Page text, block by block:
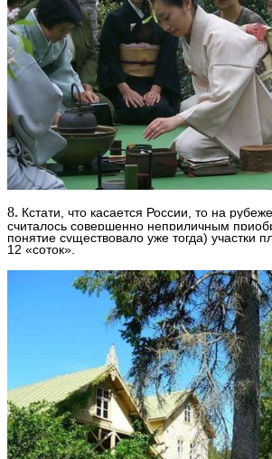
8. Кстати, что касается России, то на
считалось совершенно неприличным
понятие существовало уже тогда) участки
12 «соток».